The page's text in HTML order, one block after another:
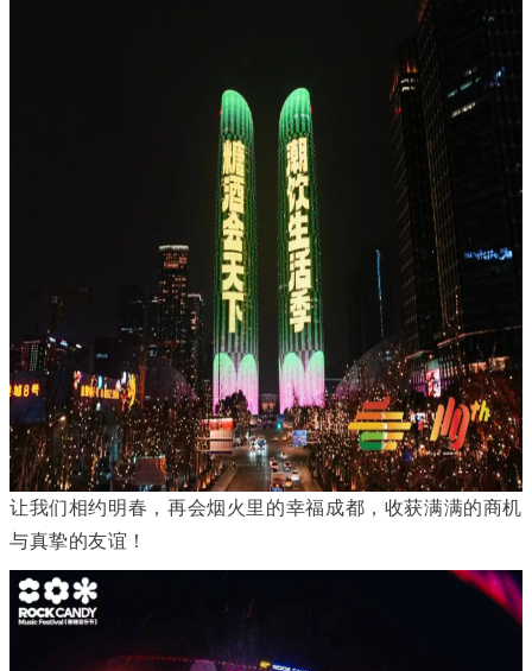
让我们相约明春，再会烟火里的幸福成都，收获满满的商机
与真挚的友谊！